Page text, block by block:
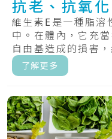
抗老、抗氧
維生素E是一種脂溶
中。在體內，它充
自由基造成的損害
衡。.....
了解更多